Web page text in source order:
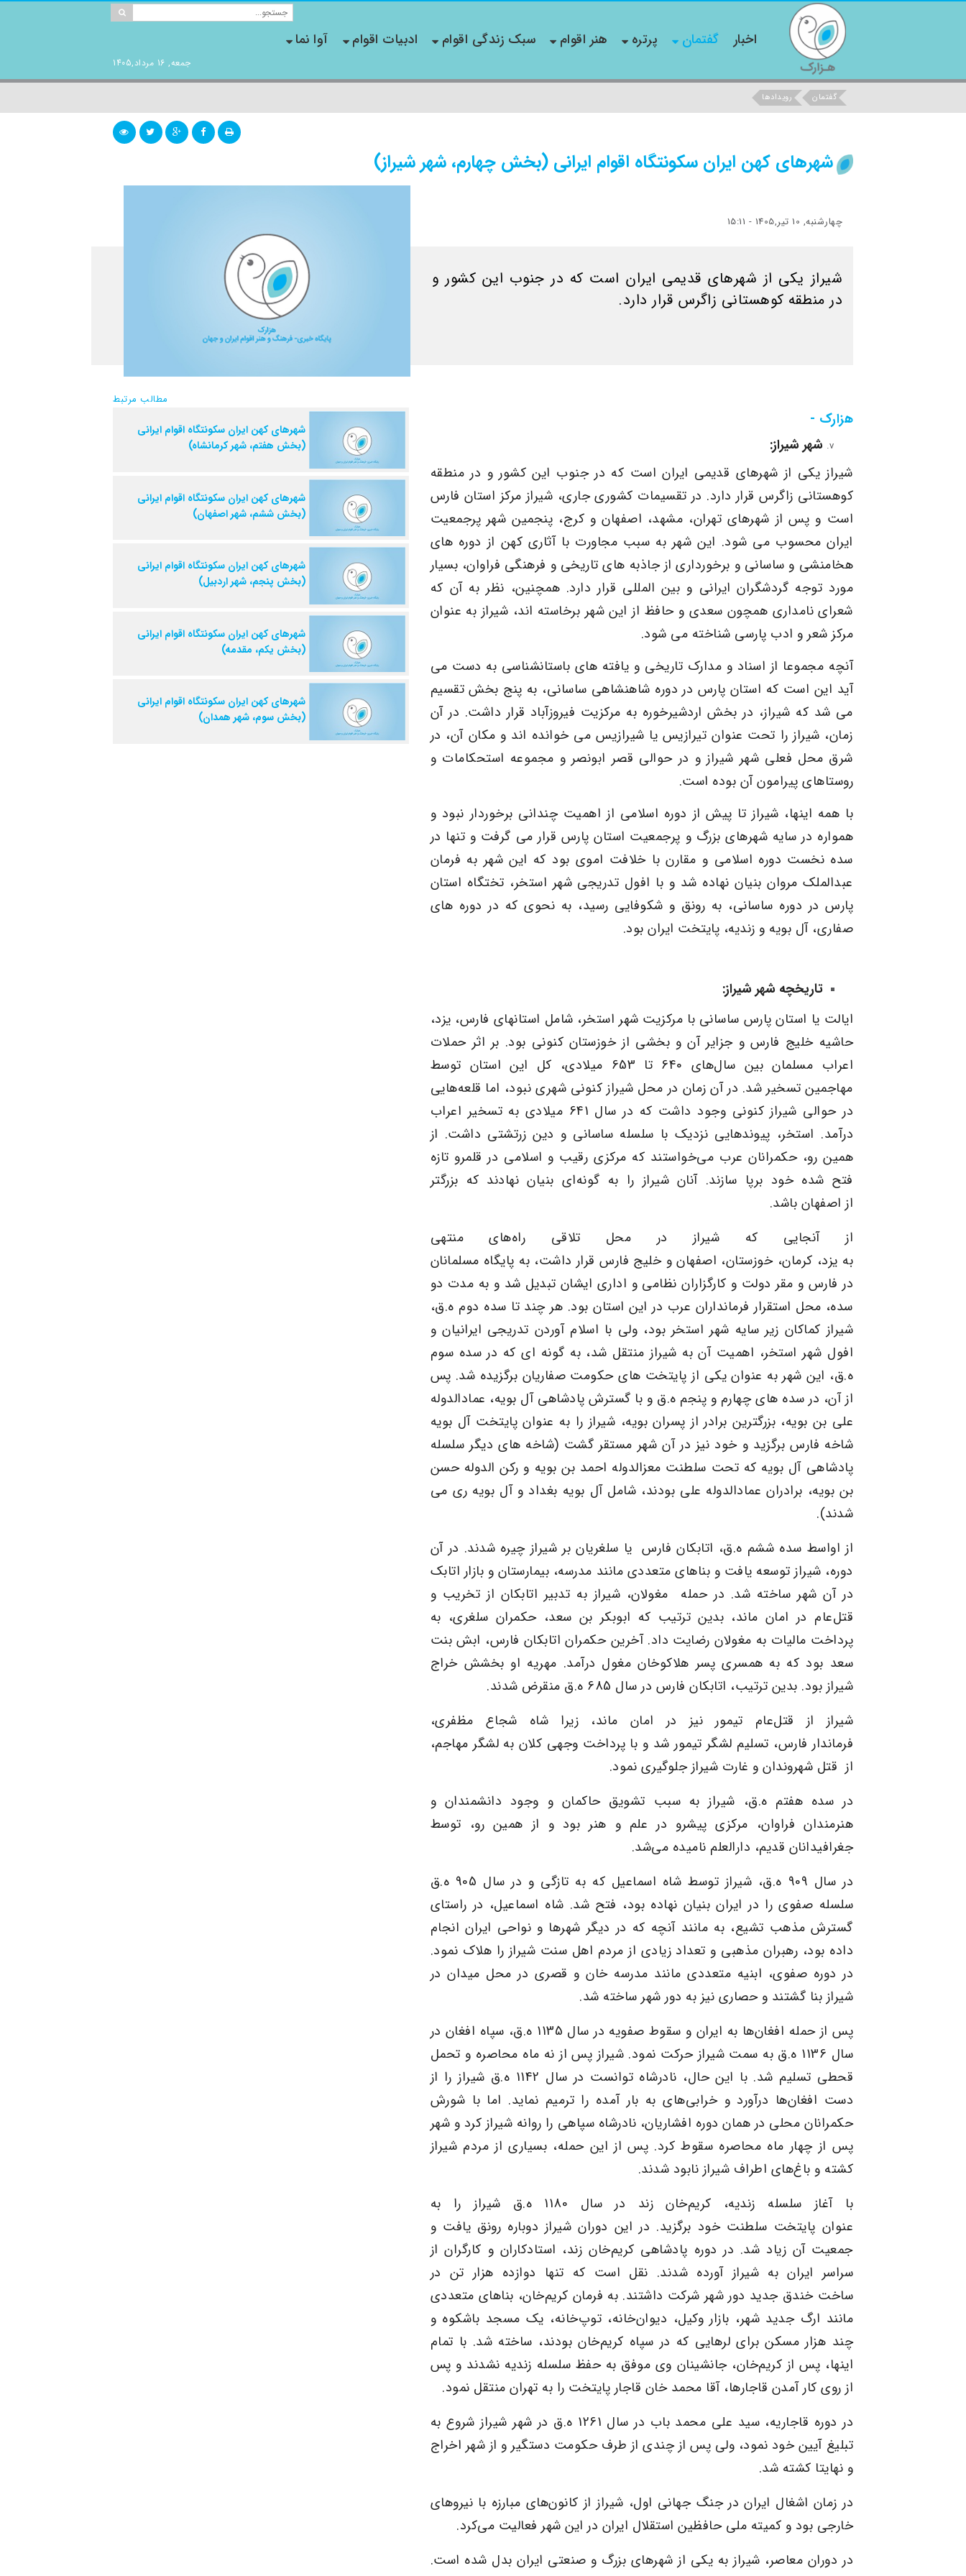
جمعه, 16 مرداد,1405
اخبار گفتمان پرتره هنر اقوام سبک زندگی اقوام ادبیات اقوام آوا نما
گفتمان رویدادها
شهرهای کهن ایران سکونتگاه اقوام ایرانی (بخش چهارم، شهر شیراز)
چهارشنبه, 10 تیر,1405 - 15:11
شیراز یکی از شهرهای قدیمی ایران است که در جنوب این کشور و
در منطقه کوهستانی زاگرس قرار دارد.
هزارک -
شهر شیراز:
شیراز یکی از شهرهای قدیمی ایران است که در جنوب این کشور و در منطقه
کوهستانی زاگرس قرار دارد. در تقسیمات کشوری جاری، شیراز مرکز استان فارس
است و پس از شهرهای تهران، مشهد، اصفهان و کرج، پنجمین شهر پرجمعیت
ایران محسوب می شود. این شهر به سبب مجاورت با آثاری کهن از دوره های
هخامنشی و ساسانی و برخورداری از جاذبه های تاریخی و فرهنگی فراوان، بسیار
مورد توجه گردشگران ایرانی و بین المللی قرار دارد. همچنین، نظر به آن که
شعرای نامداری همچون سعدی و حافظ از این شهر برخاسته اند، شیراز به عنوان
مرکز شعر و ادب پارسی شناخته می شود.
آنچه مجموعا از اسناد و مدارک تاریخی و یافته های باستانشناسی به دست می
آید این است که استان پارس در دوره شاهنشاهی ساسانی، به پنج بخش تقسیم
می شد که شیراز، در بخش اردشیرخوره به مرکزیت فیروزآباد قرار داشت. در آن
زمان، شیراز را تحت عنوان تیرازیس یا شیرازیس می خوانده اند و مکان آن، در
شرق محل فعلی شهر شیراز و در حوالی قصر ابونصر و مجموعه استحکامات و
روستاهای پیرامون آن بوده است.
با همه اینها، شیراز تا پیش از دوره اسلامی از اهمیت چندانی برخوردار نبود و
همواره در سایه شهرهای بزرگ و پرجمعیت استان پارس قرار می گرفت و تنها در
سده نخست دوره اسلامی و مقارن با خلافت اموی بود که این شهر به فرمان
عبدالملک مروان بنیان نهاده شد و با افول تدریجی شهر استخر، تختگاه استان
پارس در دوره ساسانی، به رونق و شکوفایی رسید، به نحوی که در دوره های
صفاری، آل بویه و زندیه، پایتخت ایران بود.
تاریخچه شهر شیراز:
ایالت یا استان پارس ساسانی با مرکزیت شهر استخر، شامل استانهای فارس، یزد،
حاشیه خلیج فارس و جزایر آن و بخشی از خوزستان کنونی بود. بر اثر حملات
اعراب مسلمان بین سال‌های 640 تا 653
میلادی، کل این استان توسط
مهاجمین تسخیر شد. در آن زمان در محل شیراز کنونی شهری نبود، اما قلعه‌هایی
در حوالی شیراز کنونی وجود داشت که در سال 641 میلادی به تسخیر اعراب
درآمد. استخر، پیوندهایی نزدیک با سلسله ساسانی و دین زرتشتی داشت. از
همین رو، حکمرانان عرب می‌خواستند که مرکزی رقیب و اسلامی در قلمرو تازه
فتح شده خود برپا سازند. آنان شیراز را به ‌گونه‌ای بنیان نهادند که بزرگتر
از اصفهان باشد.
از آنجایی که شیراز در محل تلاقی راه‌های منتهی
به یزد، کرمان، خوزستان، اصفهان و خلیج فارسقرار داشت، به پایگاه مسلمانان
در فارس و مقر دولت و کارگزاران نظامی و اداری ایشان تبدیل شد و به مدت دو
سده، محل استقرار فرمانداران عرب در این استان بود. هر چند تا سده دوم ه.ق،
شیراز کماکان زیر سایه شهر استخر بود، ولی با اسلام آوردن تدریجی ایرانیان و
افول شهر استخر، اهمیت آن به شیراز منتقل شد، به گونه ای که در سده سوم
ه.ق، این شهر به عنوان یکی از پایتخت های حکومت صفاریان برگزیده شد. پس
از آن، در سده های چهارم و پنجم ه.ق و با گسترش پادشاهی آل بویه، عمادالدوله
علی بن بویه، بزرگترین برادر از پسران بویه، شیراز را به عنوان پایتخت آل بویه
شاخه فارس برگزید و خود نیز در آن شهر مستقر گشت (شاخه های دیگر سلسله
پادشاهی آل بویه که تحت سلطنت معزالدوله احمد بن بویه و رکن الدوله حسن
بن بویه، برادران عمادالدوله علی بودند، شامل آل بویه بغداد و آل بویه ری می
شدند).
از اواسط سده ششم ه.ق، اتابکان فارس یا سلغریان بر شیراز چیره شدند. در آن
دوره، شیراز توسعه یافت و بناهای متعددی مانند مدرسه، بیمارستان و بازار اتابک
در آن شهر ساخته شد. در حمله
مغولان، شیراز به تدبیر اتابکان از تخریب و
قتل‌عام در امان ماند، بدین ترتیب که ابوبکر بن سعد، حکمران سلغری، به
پرداخت مالیات به مغولان رضایت داد. آخرین حکمران اتابکان فارس، ابش بنت
سعد بود که به همسری پسر هلاکوخان مغول درآمد. مهریه او بخشش خراج
شیراز بود. بدین ترتیب، اتابکان فارس در سال 685 ه.ق منقرض شدند.
شیراز از قتل‌عام
تیمور نیز در امان ماند، زیرا شاه شجاع مظفری،
فرماندار فارس، تسلیم لشگر تیمور شد و با پرداخت وجهی کلان به لشگر مهاجم،
از قتل شهروندان و غارت شیراز جلوگیری نمود.
در سده هفتم ه.ق، شیراز به ‌سبب تشویق حاکمان و وجود دانشمندان و
هنرمندان فراوان، مرکزی پیشرو در علم و هنر بود و از همین رو، توسط
جغرافیدانان قدیم، دارالعلم نامیده می‌شد.
در سال 909 ه.ق، شیراز توسط شاه اسماعیل که به تازگی و در سال 905 ه.ق
سلسله صفوی را در ایران بنیان نهاده بود، فتح شد. شاه اسماعیل، در راستای
گسترش مذهب تشیع، به مانند آنچه که در دیگر شهرها و نواحی ایران انجام
داده بود، رهبران مذهبی و تعداد زیادی از مردم اهل سنت شیراز را هلاک نمود.
در دوره صفوی، ابنیه متعددی مانند مدرسه خان و قصری در محل میدان در
شیراز بنا گشتند و حصاری نیز به دور شهر ساخته شد.
پس از حمله افغان‌ها به ایران و سقوط صفویه
در سال 1135 ه.ق، سپاه افغان در
سال 1136 ه.ق به سمت شیراز حرکت نمود. شیراز پس از نه ماه محاصره و تحمل
قحطی تسلیم شد. با این حال، نادرشاه
توانست در سال 1142 ه.ق شیراز را از
دست افغان‌ها درآورد و خرابی‌های به بار آمده را ترمیم نماید. اما با شورش
حکمرانان محلی در همان دوره افشاریان، نادرشاه سپاهی را روانه شیراز کرد و شهر
پس از چهار ماه محاصره سقوط کرد. پس از این حمله، بسیاری از مردم شیراز
کشته و باغ‌های اطراف شیراز نابود شدند.
با آغاز سلسله زندیه، کریم‌خان زند
در سال 1180 ه.ق شیراز را به‌
عنوان پایتخت سلطنت خود برگزید. در این دوران شیراز دوباره رونق یافت و
جمعیت آن زیاد‌ شد. در دوره پادشاهی کریم‌خان زند، استادکاران و کارگران از
سراسر ایران به شیراز آورده شدند. نقل است که تنها دوازده هزار تن در
ساختخندق جدید دور شهر شرکت داشتند. به فرمان کریم‌خان، بناهای متعددی
مانند ارگ جدید شهر، بازار وکیل، دیوان‌خانه، توپ‌خانه، یک مسجد باشکوه و
چند هزار مسکن برای لرهایی که در سپاه کریم‌خان بودند، ساخته شد. با تمام
اینها، پس از کریم‌خان، جانشینان وی موفق به حفظ سلسله زندیه نشدند و پس
از روی کار آمدن قاجارها،آقا محمد خان قاجار پایتخت را به تهران منتقل نمود.
در دوره قاجاریه، سید علی محمد باب
در سال 1261 ه.ق در شهر شیراز شروع به
تبلیغ آیین خود نمود، ولی پس از چندی از طرف حکومت دستگیر و از شهر اخراج
و نهایتا کشته شد.
در زمان اشغال ایران در جنگ جهانی اول، شیراز از کانون‌های مبارزه با نیروهای
خارجی بود و کمیته ملی حافظین استقلال ایران در این شهر فعالیت می‌کرد.
در دوران معاصر، شیراز به یکی از شهرهای بزرگ و صنعتی ایران بدل شده است.
مطالب مرتبط
شهرهای کهن ایران سکونتگاه اقوام ایرانی
(بخش هفتم، شهر کرمانشاه)
شهرهای کهن ایران سکونتگاه اقوام ایرانی
(بخش ششم، شهر اصفهان)
شهرهای کهن ایران سکونتگاه اقوام ایرانی
(بخش پنجم، شهر اردبیل)
شهرهای کهن ایران سکونتگاه اقوام ایرانی
(بخش یکم، مقدمه)
شهرهای کهن ایران سکونتگاه اقوام ایرانی
(بخش سوم، شهر همدان)